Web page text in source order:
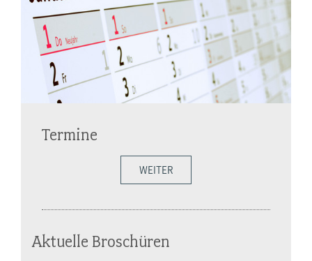
Termine
WEITER
Aktuelle Broschüren